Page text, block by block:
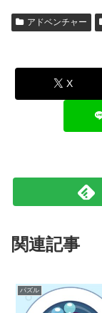
アドベンチャー
X
関連記事
パズル